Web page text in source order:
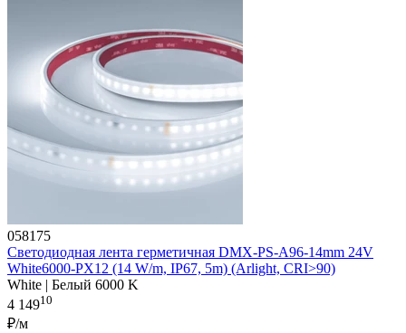
058175
Светодиодная лента герметичная DMX-PS-A96-14mm 24V
White6000-PX12 (14 W/m, IP67, 5m) (Arlight, CRI>90)
White | Белый 6000 K
4 14910
₽/м